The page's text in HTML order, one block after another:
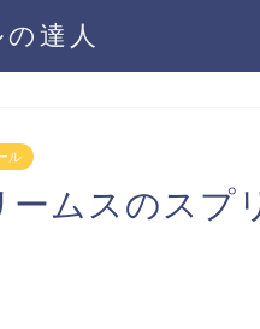
達人
ル
ームスのスプ